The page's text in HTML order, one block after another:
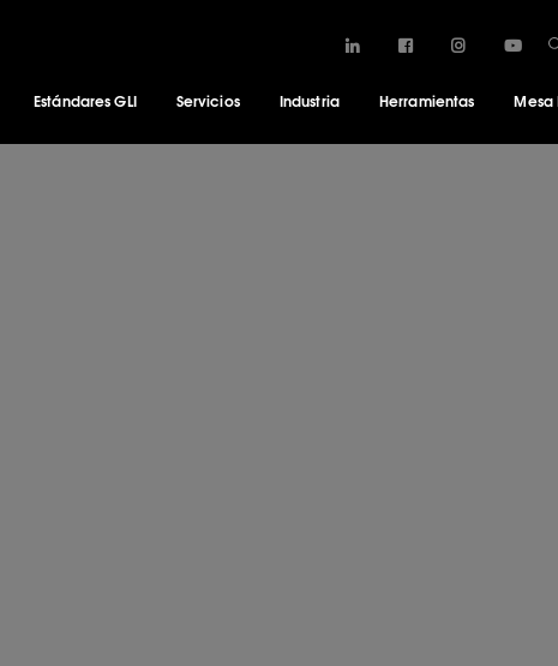
Estándares GLI Servicios Industria Herramientas Mesa